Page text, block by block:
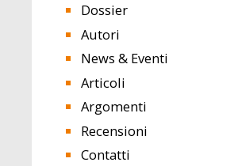
Dossier
Autori
News & Eventi
Articoli
Argomenti
Recensioni
Contatti